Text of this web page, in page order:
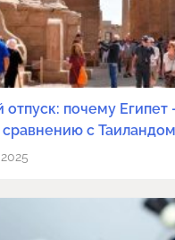
отпуск: почему
с